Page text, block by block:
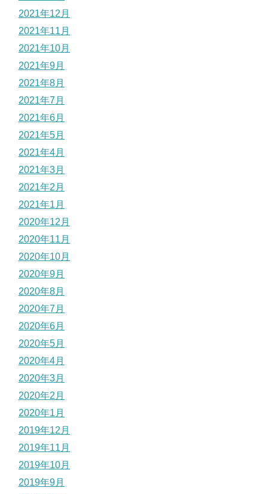
2021年12月
2021年11月
2021年10月
2021年9月
2021年8月
2021年7月
2021年6月
2021年5月
2021年4月
2021年3月
2021年2月
2021年1月
2020年12月
2020年11月
2020年10月
2020年9月
2020年8月
2020年7月
2020年6月
2020年5月
2020年4月
2020年3月
2020年2月
2020年1月
2019年12月
2019年11月
2019年10月
2019年9月